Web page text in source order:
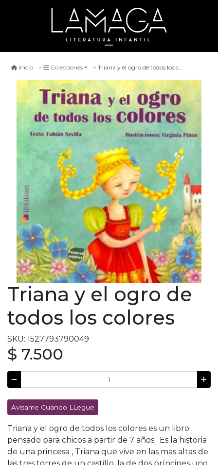
Inicio Colecciones Triana y el ogro de todos los colores
Triana y el ogro de
todos los colores
SKU: 1527793790049
$ 7.500
Avísame Cuando LLegue
Triana y el ogro de todos los colores es un libro
pensado para chicos a partir de 7 años . Es la historia
de una princesa , Triana que vive en las mas altas de